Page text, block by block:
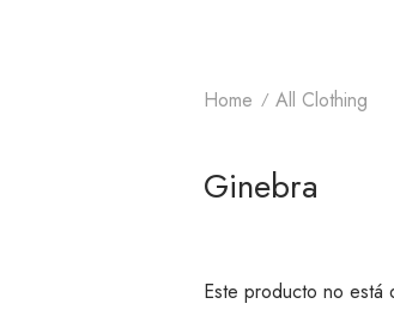
Home All Clothing
Ginebra
Este producto no está